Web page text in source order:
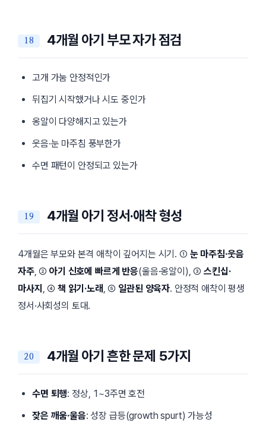
4개월 아기 부모 자가 점검
고개 가눔 안정적인가
뒤집기 시작했거나 시도 중인가
옹알이 다양해지고 있는가
웃음·눈 마주침 풍부한가
수면 패턴이 안정되고 있는가
4개월 아기 정서·애착 형성
4개월은 부모와 본격 애착이 깊어지는 시기. ① 눈 마주침·웃음
자주, ②아기 신호에 빠르게 반응(울음·옹알이), ③스킨십·
마사지 , ④ 책 읽기·노래 , ⑤ 일관된 양육자. 안정적 애착이 평생
정서·사회성의 토대.
4개월 아기 흔한 문제 5가지
수면 퇴행: 정상, 1~3주면 호전
잦은 깨움·울음: 성장 급등(growth spurt) 가능성